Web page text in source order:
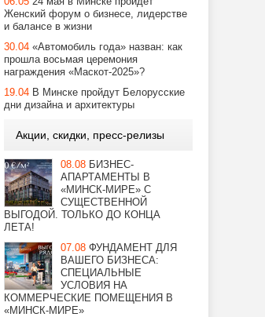
Женский форум о бизнесе, лидерстве
и балансе в жизни
30.04 «Автомобиль года» назван: как
прошла восьмая церемония
награждения «Маскот-2025»?
19.04 В Минске пройдут Белорусские
дни дизайна и архитектуры
Акции, скидки, пресс-релизы
08.08 БИЗНЕС-
АПАРТАМЕНТЫ В
«МИНСК-МИРЕ» С
СУЩЕСТВЕННОЙ
ВЫГОДОЙ. ТОЛЬКО ДО КОНЦА
ЛЕТА!
07.08 ФУНДАМЕНТ ДЛЯ
ВАШЕГО БИЗНЕСА:
СПЕЦИАЛЬНЫЕ
УСЛОВИЯ НА
КОММЕРЧЕСКИЕ ПОМЕЩЕНИЯ В
«МИНСК-МИРЕ»